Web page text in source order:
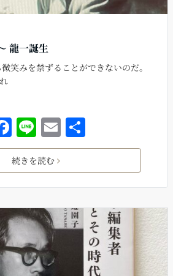
龍一誕生
笑みを禁ずることができないのだ。
F
a
c
e
b
o
o
k
Li
n
e
E
m
ai
l
有
続きを読む